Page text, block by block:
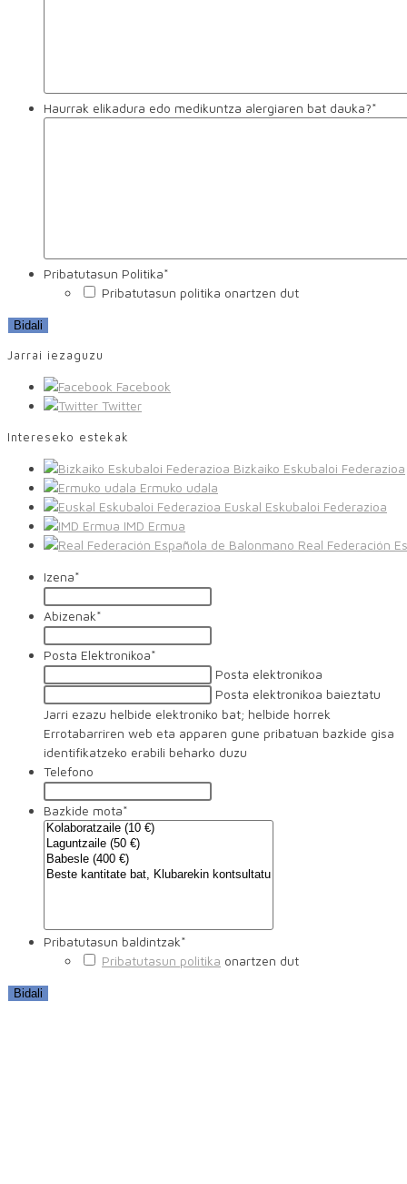
Haurrak elikadura edo medikuntza alergiaren bat dauka?*
Pribatutasun Politika*
Pribatutasun politika onartzen dut
Jarrai iezaguzu
Facebook
Twitter
Intereseko estekak
Bizkaiko Eskubaloi Federazioa
Ermuko udala
Euskal Eskubaloi Federazioa
IMD Ermua
Real Federación
Izena*
Abizenak*
Posta Elektronikoa*
Posta elektronikoa
Posta elektronikoa baieztatu
Jarri ezazu helbide elektroniko bat; helbide horrek
Errotabarriren web eta apparen gune pribatuan bazkide gisa
identifikatzeko erabili beharko duzu
Telefono
Bazkide mota*
Pribatutasun baldintzak*
Pribatutasun politika onartzen dut